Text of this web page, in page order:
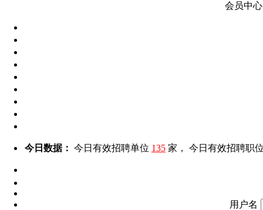
会员中心
今日数据： 今日有效招聘单位 135 家， 今日有效招聘职
用户名